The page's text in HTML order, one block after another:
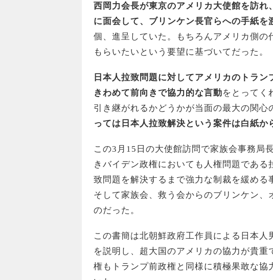
西岡力会長が東京のアメリカ大使館を訪
に面会して、ブリンケン長官らへの手紙を
個、進呈していた。もちろんアメリカ側
もらいたいという要望に基づいてだった。
日本人拉致問題に対してアメリカのトラ
きわめて前向きで協力的な言動をとってく
引き継がれるかどうかが当面の最大の関心
っては日本人拉致解決という案件は白紙か
この3月15日の大使館訪問で家族会事務局
きバイデン政権においても人権問題であ
致問題を解決するまで強力な制裁を緩める
そして家族会、救う会からのブリンケン
のだった。
この書簡は北朝鮮政府工作員による日本
を説明し、超大国のアメリカの協力が貴
権もトランプ前政権と同様に積極果敢な